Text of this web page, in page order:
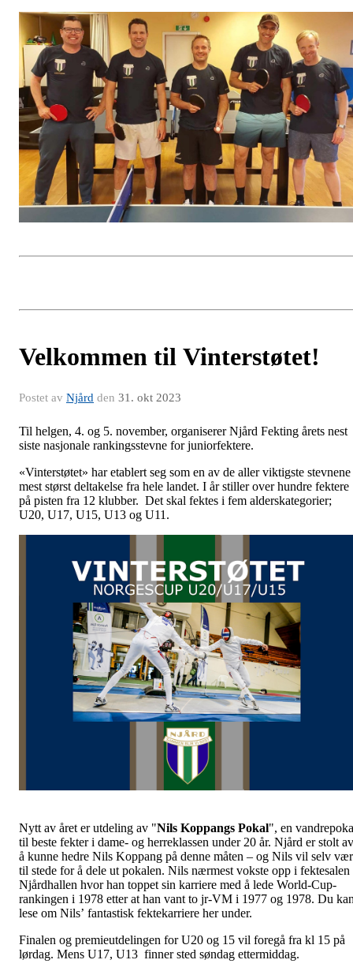
Velkommen til Vinterstøtet!
Postet av Njård den 31. okt 2023
Til helgen, 4. og 5. november, organiserer Njård Fekting årets nest
siste nasjonale rankingsstevne for juniorfektere.
«Vinterstøtet» har etablert seg som en av de aller viktigste stevnene
mest størst deltakelse fra hele landet. I år stiller over hundre fektere
på pisten fra 12 klubber. Det skal fektes i fem alderskategorier;
U20, U17, U15, U13 og U11.
Nytt av året er utdeling av "Nils Koppangs Pokal", en
til beste fekter i dame- og herreklassen under 20 år. Njård er stolt av
å kunne hedre Nils Koppang på denne måten – og Nils vil selv
til stede for å dele ut pokalen. Nils nærmest vokste opp i fektesalen
Njårdhallen hvor han toppet sin karriere med å lede World-Cup-
rankingen i 1978 etter at han vant to jr-VM i 1977 og 1978. Du
lese om Nils’ fantastisk fektekarriere her under.
Finalen og premieutdelingen for U20 og 15 vil foregå fra kl 15 på
lørdag. Mens U17, U13 finner sted søndag ettermiddag.